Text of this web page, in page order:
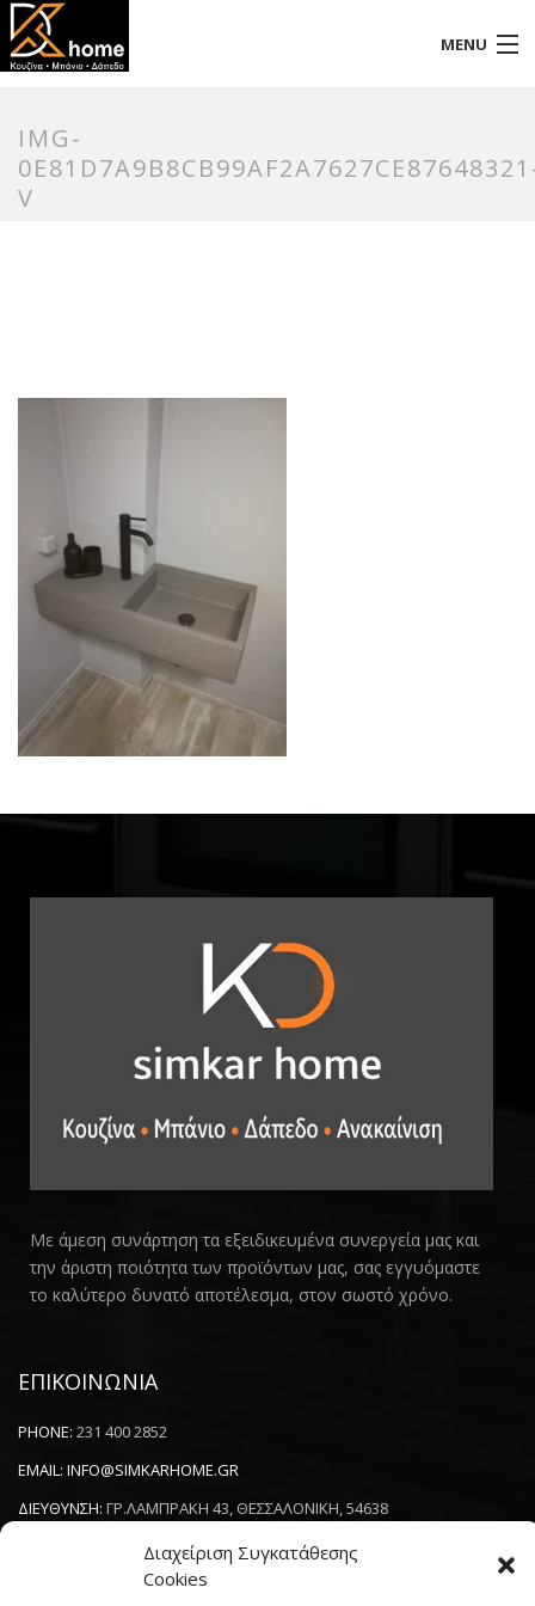
Διαχείριση Συγκατάθεσης
Cookies
MENU
Προφίλ
Προϊόντα
IMG-
V
Με άμεση συνάρτηση τα εξειδικευμένα συνεργεία μας και
την άριστη ποιότητα των προϊόντων μας, σας εγγυόμαστε
το καλύτερο δυνατό αποτέλεσμα, στον σωστό χρόνο.
ΕΠΙΚΟΙΝΩΝΙΑ
PHONE: 231 400 2852
EMAIL: INFO@SIMKARHOME.GR
ΔΙΕΥΘΥΝΣΗ: ΓΡ.ΛΑΜΠΡΑΚΗ 43, ΘΕΣΣΑΛΟΝΙΚΗ, 54638